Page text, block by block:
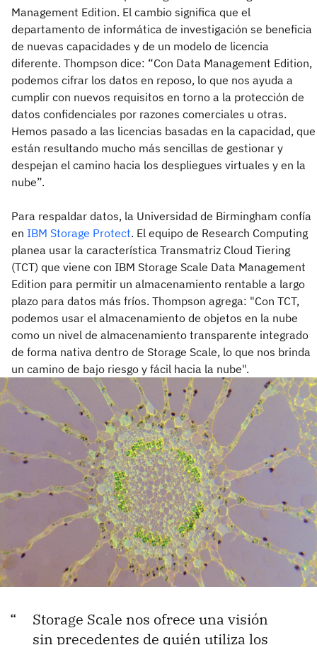
Management Edition. El cambio significa que el
departamento de informática de investigación se beneficia
de nuevas capacidades y de un modelo de licencia
diferente. Thompson dice: “Con Data Management Edition,
podemos cifrar los datos en reposo, lo que nos ayuda a
cumplir con nuevos requisitos en torno a la protección de
datos confidenciales por razones comerciales u otras.
Hemos pasado a las licencias basadas en la capacidad, que
están resultando mucho más sencillas de gestionar y
despejan el camino hacia los despliegues virtuales y en la
nube”.
Para respaldar datos, la Universidad de Birmingham confía
en IBM Storage Protect. El equipo de Research Computing
planea usar la característica Transmatriz Cloud Tiering
(TCT) que viene con IBM Storage Scale Data Management
Edition para permitir un almacenamiento rentable a largo
plazo para datos más fríos. Thompson agrega: "Con TCT,
podemos usar el almacenamiento de objetos en la nube
como un nivel de almacenamiento transparente integrado
de forma nativa dentro de Storage Scale, lo que nos brinda
un camino de bajo riesgo y fácil hacia la nube".
Storage Scale nos ofrece una visión
sin precedentes de quién utiliza los